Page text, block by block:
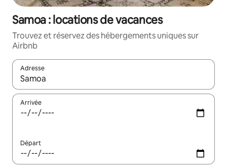
Samoa : locations de vacances
Trouvez et réservez des hébergements uniques sur
Airbnb
Adresse
Lorsque les résultats s'affichent, utilisez les flèches vers le
Arrivée
Départ